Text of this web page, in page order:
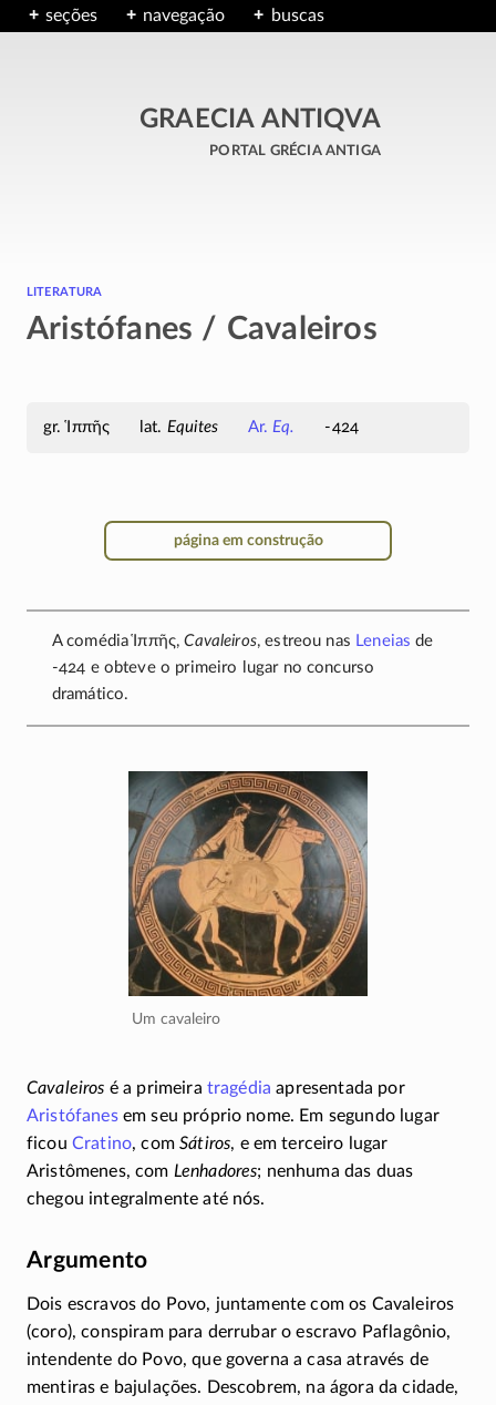
seções navegação buscas
GRAECIA ANTIQVA
portal grécia antiga
literatura
Aristófanes / Cavaleiros
Ἱππῆς Equites Ar. Eq. -424
página em construção
A comédia Ἱππῆς,Cavaleiros, estreou nas Leneias de
-424 e obteve o primeiro lugar no concurso
dramático.
Um cavaleiro
Cavaleiros é a primeira tragédia apresentada por
Aristófanesem seu próprio nome. Em segundo lugar
ficou Cratino, comSátiros, e em terceiro lugar
Aristômenes, com Lenhadores; nenhuma das duas
chegou integralmente até nós.
Argumento
Dois escravos do Povo, juntamente com os Cavaleiros
(coro), conspiram para derrubar o escravo Paflagônio,
intendente do Povo, que governa a casa através de
mentiras e bajulações. Descobrem, na ágora da cidade,